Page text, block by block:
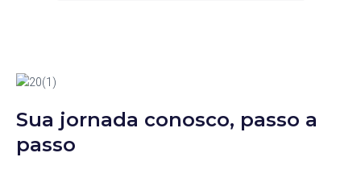
Sua jornada conosco, passo a
passo